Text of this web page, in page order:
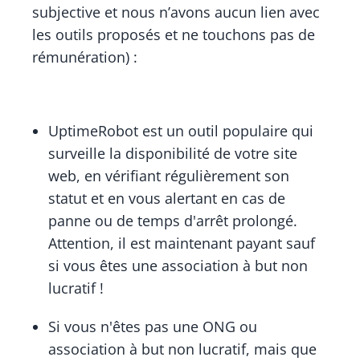
subjective et nous n’avons aucun lien avec
les outils proposés et ne touchons pas de
rémunération) :
UptimeRobot est un outil populaire qui
surveille la disponibilité de votre site
web, en vérifiant régulièrement son
statut et en vous alertant en cas de
panne ou de temps d'arrêt prolongé.
Attention, il est maintenant payant sauf
si vous êtes une association à but non
lucratif !
Si vous n'êtes pas une ONG ou
association à but non lucratif, mais que